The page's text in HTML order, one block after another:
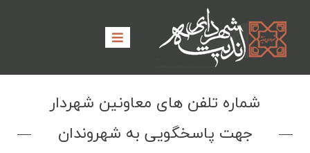
شماره تلفن های معاونین شهردار
جهت پاسخگویی به شهروندان